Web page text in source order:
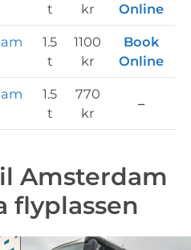
t
kr
Online
1.5
t
1100
kr
Book
Online
1.5
t
770
kr
–
Amsterdam
flyplassen